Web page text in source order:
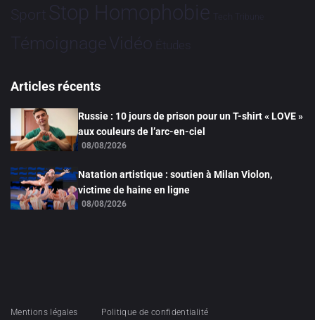
Sport Stop Homophobie Tech Tribune
TémoignageVidéo Études
Articles récents
Russie : 10 jours de prison pour un T-shirt « LOVE »
aux couleurs de l’arc-en-ciel
08/08/2026
Natation artistique : soutien à Milan Violon,
victime de haine en ligne
08/08/2026
Mentions légales Politique de confidentialité